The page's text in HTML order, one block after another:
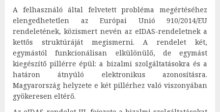
A felhasználó által felvetett probléma megértéséhez
elengedhetetlen az Európai Unió 910/2014/EU
rendeletének, közismert nevén az eIDAS-rendeletnek a
kettős struktúráját megismerni. A rendelet két,
egymástól funkcionálisan elkülönülő, de egymást
kiegészítő pillérre épül: a bizalmi szolgáltatásokra és a
határon átnyúló elektronikus azonosításra.
Magyarország helyzete e két pillérhez való viszonyában
gyökeresen eltérő.